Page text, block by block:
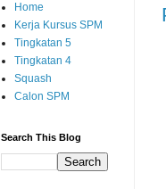
Home
Kerja Kursus SPM
Tingkatan 5
Tingkatan 4
Squash
Calon SPM
Search This Blog